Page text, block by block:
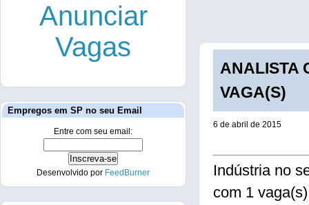
ANALISTA
VAGA(S)
6 de abril de 2015
Indústria no
com 1
Anunciar
Vagas
Empregos em SP no seu Email
Entre com seu email:
Desenvolvido por FeedBurner